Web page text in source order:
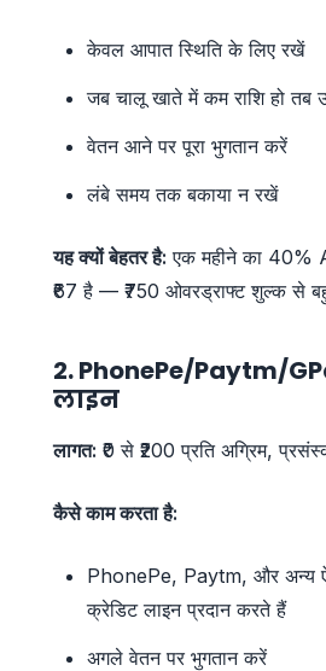
केवल आपात स्थिति के लिए रखें
जब चालू खाते में कम राशि हो तब
वेतन आने पर पूरा भुगतान करें
लंबे समय तक बकाया न रखें
यह क्यों बेहतर है: एक महीने का 40%
₹67 है — ₹750 ओवरड्राफ्ट शुल्क से
2. PhonePe/Paytm/
लाइन
लागत: ₹0 से ₹200 प्रति अग्रिम,
कैसे काम करता है:
PhonePe, Paytm, और अन्य
क्रेडिट लाइन प्रदान करते हैं
अगले वेतन पर भुगतान करें